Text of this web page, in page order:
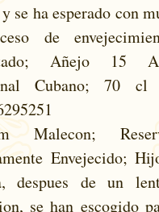
se ha esperado con
de
Añejo 15
Cubano; 70
Malecon;
Envejecido;
despues de un
se han escogido